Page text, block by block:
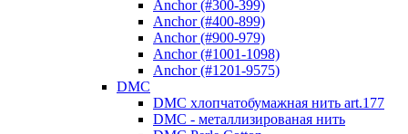
Anchor (#300-399)
Anchor (#400-899)
Anchor (#900-979)
Anchor (#1001-1098)
Anchor (#1201-9575)
DMC
DMC хлопчатобумажная нить art.177
DMC - металлизированая нить